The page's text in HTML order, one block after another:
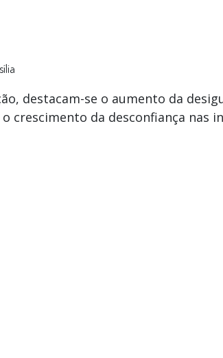
destacam-se o aumento da
crescimento da desconfiança nas